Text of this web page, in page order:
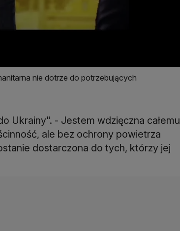
nie dotrze do potrzebujących
Ukrainy". - Jestem wdzięczna całemu
ale bez ochrony powietrza
dostarczona do tych, którzy jej